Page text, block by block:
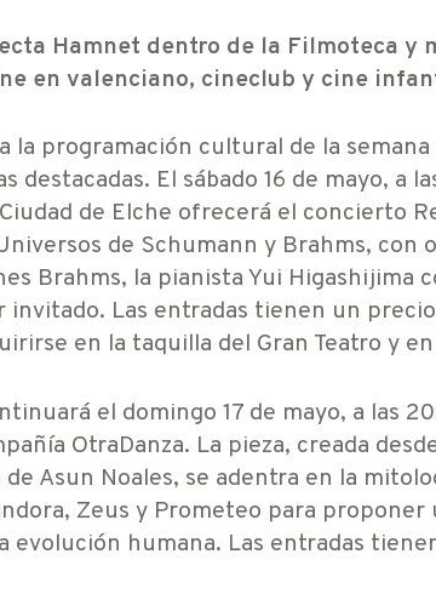
Hamnet dentro de la Filmoteca y
en valenciano, cineclub y cine
la programación cultural de la semana
destacadas. El sábado 16 de mayo, a
de Elche ofrecerá el concierto
de Schumann y Brahms, con
Brahms, la pianista Yui Higashijima
Las entradas tienen un
en la taquilla del Gran Teatro y
el domingo 17 de mayo, a las
OtraDanza. La pieza, creada
Asun Noales, se adentra en la
Zeus y Prometeo para proponer
evolución humana. Las entradas